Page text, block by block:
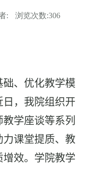
: 浏览次数:306
、优化教学模
，我院组织开
学座谈等系列
课堂提质、教
效。学院教学